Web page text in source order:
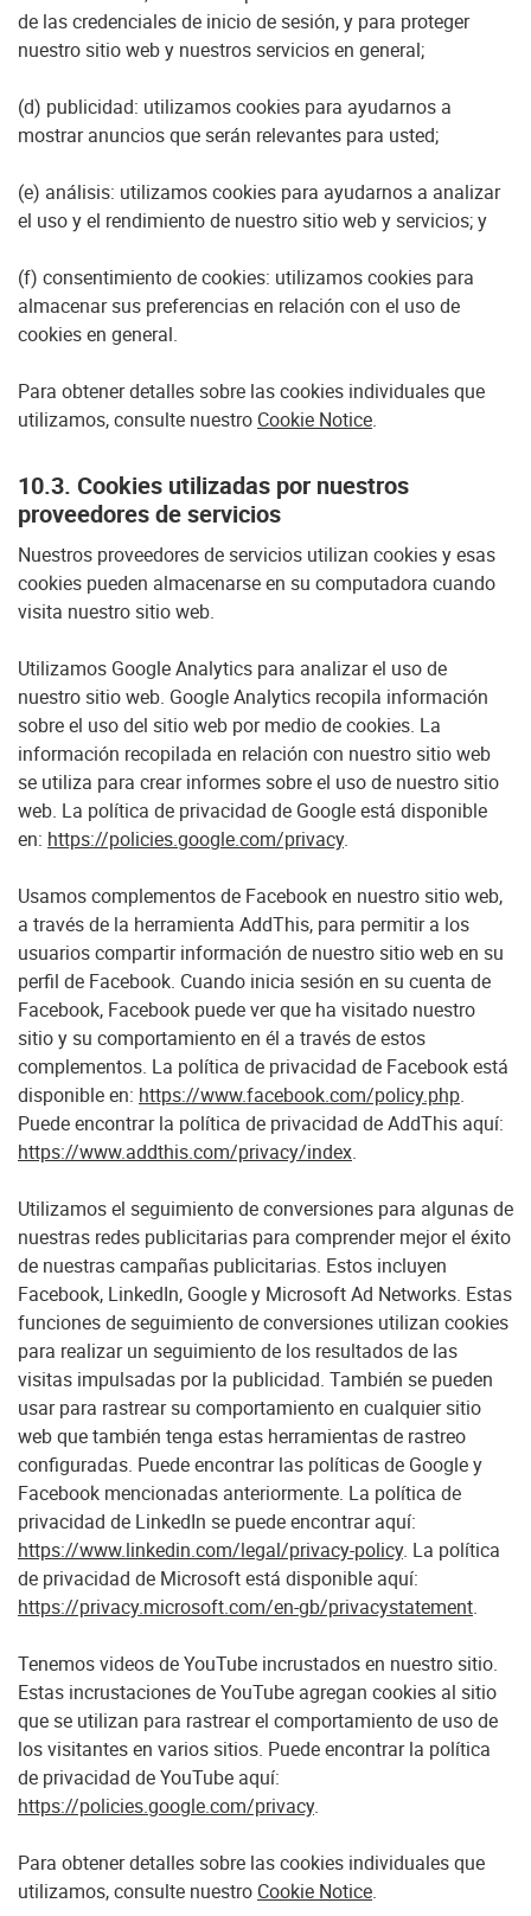
de las credenciales de inicio de sesión, y para proteger
nuestro sitio web y nuestros servicios en general;
(d) publicidad: utilizamos cookies para ayudarnos a
mostrar anuncios que serán relevantes para usted;
(e) análisis: utilizamos cookies para ayudarnos a analizar
el uso y el rendimiento de nuestro sitio web y servicios; y
(f) consentimiento de cookies: utilizamos cookies para
almacenar sus preferencias en relación con el uso de
cookies en general.
Para obtener detalles sobre las cookies individuales que
utilizamos, consulte nuestro Cookie Notice.
10.3. Cookies utilizadas por nuestros
proveedores de servicios
Nuestros proveedores de servicios utilizan cookies y esas
cookies pueden almacenarse en su computadora cuando
visita nuestro sitio web.
Utilizamos Google Analytics para analizar el uso de
nuestro sitio web. Google Analytics recopila información
sobre el uso del sitio web por medio de cookies. La
información recopilada en relación con nuestro sitio web
se utiliza para crear informes sobre el uso de nuestro sitio
web. La política de privacidad de Google está disponible
en: https://policies.google.com/privacy.
Usamos complementos de Facebook en nuestro sitio web,
a través de la herramienta AddThis, para permitir a los
usuarios compartir información de nuestro sitio web en su
perfil de Facebook. Cuando inicia sesión en su cuenta de
Facebook, Facebook puede ver que ha visitado nuestro
sitio y su comportamiento en él a través de estos
complementos. La política de privacidad de Facebook está
disponible en: https://www.facebook.com/policy.php.
Puede encontrar la política de privacidad de AddThis aquí:
https://www.addthis.com/privacy/index.
Utilizamos el seguimiento de conversiones para algunas de
nuestras redes publicitarias para comprender mejor el éxito
de nuestras campañas publicitarias. Estos incluyen
Facebook, LinkedIn, Google y Microsoft Ad Networks. Estas
funciones de seguimiento de conversiones utilizan cookies
para realizar un seguimiento de los resultados de las
visitas impulsadas por la publicidad. También se pueden
usar para rastrear su comportamiento en cualquier sitio
web que también tenga estas herramientas de rastreo
configuradas. Puede encontrar las políticas de Google y
Facebook mencionadas anteriormente. La política de
privacidad de LinkedIn se puede encontrar aquí:
https://www.linkedin.com/legal/privacy-policy. La política
de privacidad de Microsoft está disponible aquí:
https://privacy.microsoft.com/en-gb/privacystatement.
Tenemos videos de YouTube incrustados en nuestro sitio.
Estas incrustaciones de YouTube agregan cookies al sitio
que se utilizan para rastrear el comportamiento de uso de
los visitantes en varios sitios. Puede encontrar la política
de privacidad de YouTube aquí:
https://policies.google.com/privacy.
Para obtener detalles sobre las cookies individuales que
utilizamos, consulte nuestro Cookie Notice.